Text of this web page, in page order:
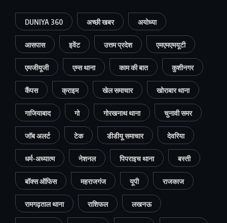
DUNIYA 360 अच्छी खबर अयोध्या
आसपास इवेंट उत्तम प्रदेश एमएमएमयूटी
एमजीयूजी एम्स थाना काम की बात कुशीनगर
कैंपस क्राइम खेल समाचार खोराबार थाना
गाजियाबाद गो गोरखनाथ थाना चुनावी समर
जॉब अलर्ट टेक डीडीयू समाचार देवरिया
धर्म-अध्यात्म नेशनल पिपराइच थाना बस्ती
बॉक्स ऑफिस महराजगंज यूपी राजकाज
रामगढ़ताल थाना राशिफल लखनऊ